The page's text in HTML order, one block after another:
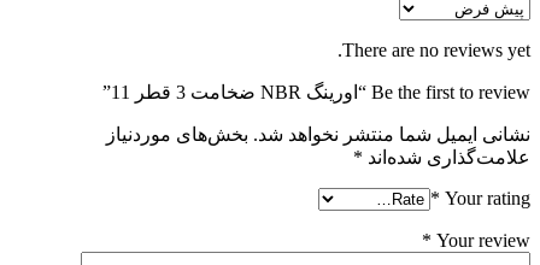
There are no reviews yet.
Be the first to review “اورینگ NBR ضخامت 3 قطر 11”
نشانی ایمیل شما منتشر نخواهد شد. بخش‌های موردنیاز
علامت‌گذاری شده‌اند *
Your rating
*
Your review
*